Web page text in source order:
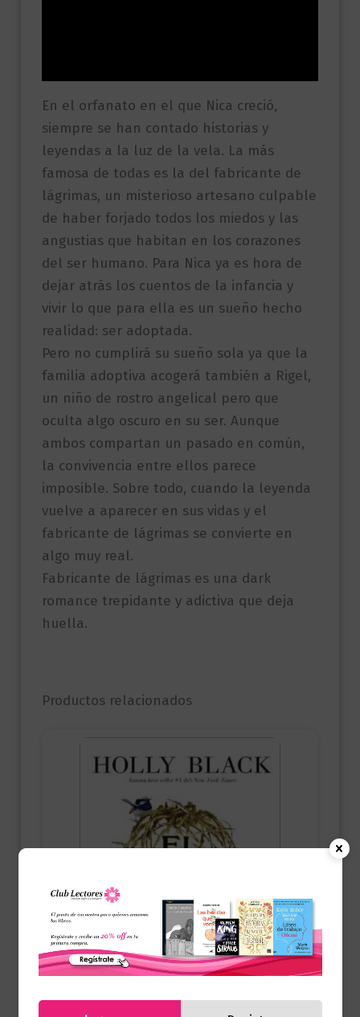
En el orfanato en el que Nica creció,
siempre se han contado historias y
leyendas a la luz de la vela. La más
famosa de todas es la del fabricante de
lágrimas, un misterioso artesano culpable
de haber forjado todos los miedos y las
angustias que habitan en los corazones
del ser humano. Para Nica ya es hora de
dejar atrás los cuentos de la infancia y
vivir lo que para ella es un sueño hecho
realidad: ser adoptada.
Pero no cumplirá su sueño sola ya que la
familia adoptiva acogerá también a Rigel,
un niño de rostro angelical pero que
oculta algo oscuro en su ser. Aunque
ambos compartan un pasado en común,
la convivencia entre ellos parece
imposible. Sobre todo, cuando la leyenda
vuelve a aparecer en sus vidas y el
fabricante de lágrimas se convierte en
algo muy real.
Fabricante de lágrimas es una dark
romance trepidante y adictiva que deja
huella.
Productos relacionados